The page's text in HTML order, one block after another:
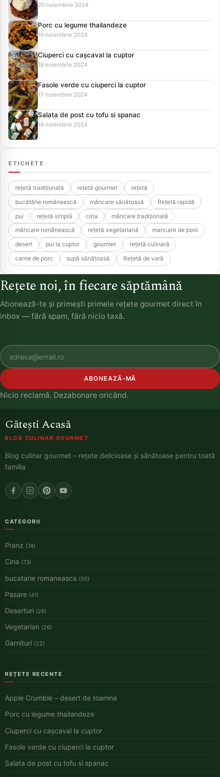
20 noiembrie 2024
Porc cu legume thailandeze
19 noiembrie 2024
Ciuperci cu cașcaval la cuptor
18 noiembrie 2024
Fasole verde cu ciuperci la cuptor
17 noiembrie 2024
Salata de post cu tofu si spanac
16 noiembrie 2024
ETICHETE
rețetă tradițională rețetă gourmet
rețetă
bucătărie românească
mâncare sănătoasă
Rețetă rapidă
pui
rețetă simplă cina
mâncare tradițională
mâncare românească
rețetă vegetariană
mancare de post
desert
pui la cuptor gourmet
rețetă culinară
carne de porc
supă sănătoasă Rețetă de vară
Rețete noi, în fiecare săptămână
Abonează-te și primești primele rețete gourmet direct în
inbox — fără spam, fără nicio taxă.
ABONEAZĂ-MĂ
Nicio reclamă. Dezabonare oricând.
Gătești Acasă
BLOG CULINAR GOURMET
Blog culinar gourmet – rețete delicioase și sănătoase pentru toată
familia
CATEGORII
Pranz (74)
Cina (73)
bucatarie romaneasca (55)
Pasare (41)
Deserturi (26)
Vegetarian (26)
Garnituri (22)
REȚETE RECENTE
Apple Crumble – desert de toamna
Porc cu legume thailandeze
Ciuperci cu cașcaval la cuptor
Fasole verde cu ciuperci la cuptor
Salata de post cu tofu si spanac